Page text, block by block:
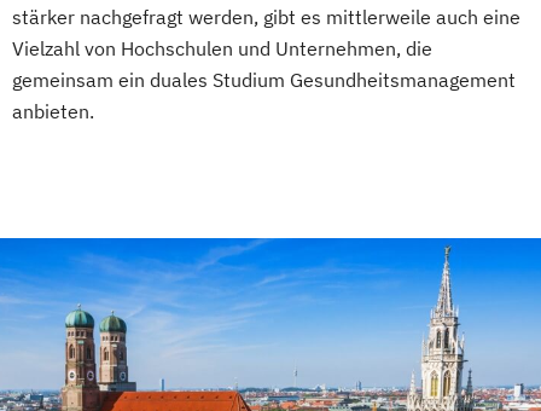
stärker nachgefragt werden, gibt es mittlerweile auch eine
Vielzahl von Hochschulen und Unternehmen, die
gemeinsam ein duales Studium Gesundheitsmanagement
anbieten.